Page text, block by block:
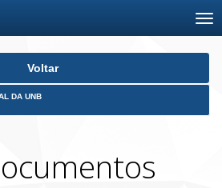
Voltar
DA UNB